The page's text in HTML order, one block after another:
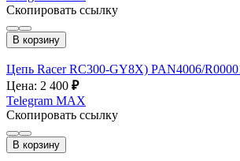
Скопировать ссылку
В корзину
Цепь Racer RC300-GY8X) PAN4006/
Цена: 2 400 ₽
Telegram MAX
Скопировать ссылку
В корзину